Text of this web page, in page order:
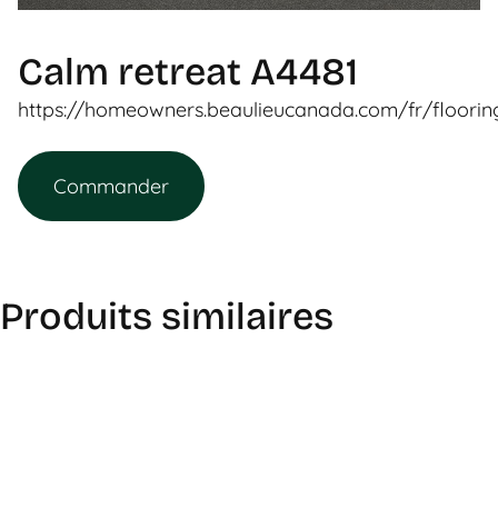
Calm retreat A4481
https://homeowners.beaulieucanada.com/fr/
Commander
Produits similaires